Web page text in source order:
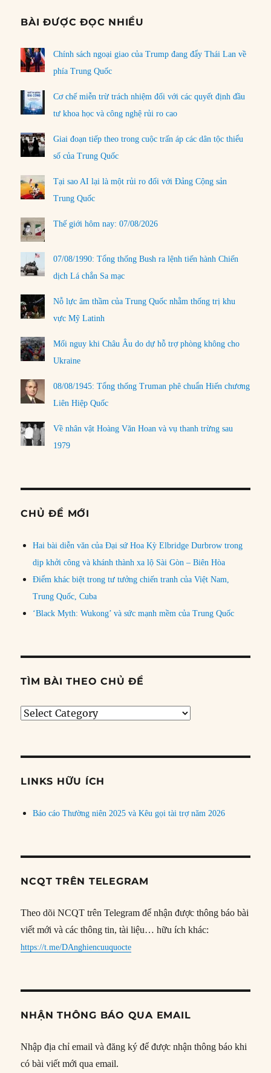
BÀI ĐƯỢC ĐỌC NHIỀU
Chính sách ngoại giao của Trump đang đẩy Thái Lan về
phía Trung Quốc
Cơ chế miễn trừ trách nhiệm đối với các quyết định đầu
tư khoa học và công nghệ rủi ro cao
Giai đoạn tiếp theo trong cuộc trấn áp các dân tộc thiểu
số của Trung Quốc
Tại sao AI lại là một rủi ro đối với Đảng Cộng sản
Trung Quốc
Thế giới hôm nay: 07/08/2026
07/08/1990: Tổng thống Bush ra lệnh tiến hành Chiến
dịch Lá chắn Sa mạc
Nỗ lực âm thầm của Trung Quốc nhằm thống trị khu
vực Mỹ Latinh
Mối nguy khi Châu Âu do dự hỗ trợ phòng không cho
Ukraine
08/08/1945: Tổng thống Truman phê chuẩn Hiến chương
Liên Hiệp Quốc
Về nhân vật Hoàng Văn Hoan và vụ thanh trừng sau
1979
CHỦ ĐỀ MỚI
Hai bài diễn văn của Đại sứ Hoa Kỳ Elbridge Durbrow trong
dịp khởi công và khánh thành xa lộ Sài Gòn – Biên Hòa
Điểm khác biệt trong tư tưởng chiến tranh của Việt Nam,
Trung Quốc, Cuba
‘Black Myth: Wukong’ và sức mạnh mềm của Trung Quốc
TÌM BÀI THEO CHỦ ĐỀ
Tìm
đề
LINKS HỮU ÍCH
Báo cáo Thường niên 2025 và Kêu gọi tài trợ năm 2026
NCQT TRÊN TELEGRAM
Theo dõi NCQT trên Telegram để nhận được thông báo bài
viết mới và các thông tin, tài liệu… hữu ích khác:
https://t.me/DAnghiencuuquocte
NHẬN THÔNG BÁO QUA EMAIL
Nhập địa chỉ email và đăng ký để được nhận thông báo khi
có bài viết mới qua email.